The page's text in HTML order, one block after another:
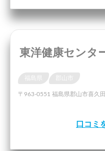
東洋健康センタ
〒963-0551 福島県郡山市喜久
口コミ